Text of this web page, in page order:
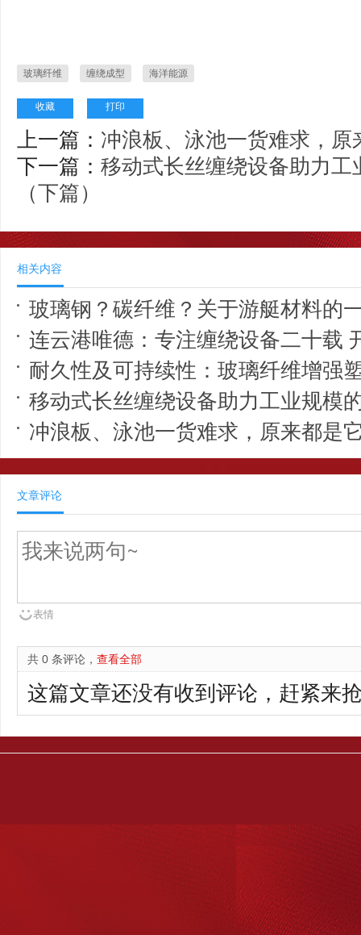
玻璃纤维 缠绕成型 海洋能源
收藏 打印
上一篇： 冲浪板、泳池一货难求，
下一篇： 移动式长丝缠绕设备助力
（下篇）
相关内容
玻璃钢？碳纤维？关于游艇材料的
连云港唯德：专注缠绕设备二十载
耐久性及可持续性：玻璃纤维增强塑
移动式长丝缠绕设备助力工业规模的波
冲浪板、泳池一货难求，原来都
文章评论
表情
共 0 条评论， 查看全部
这篇文章还没有收到评论，赶紧来